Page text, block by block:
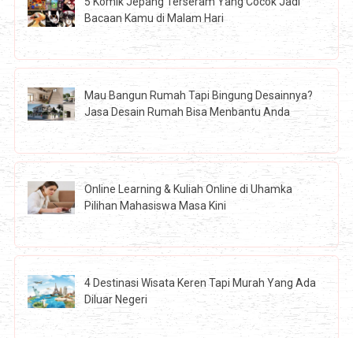
Bacaan Kamu di Malam Hari
Mau Bangun Rumah Tapi Bingung Desainnya?
Jasa Desain Rumah Bisa Menbantu Anda
Online Learning & Kuliah Online di Uhamka
Pilihan Mahasiswa Masa Kini
4 Destinasi Wisata Keren Tapi Murah Yang Ada
Diluar Negeri